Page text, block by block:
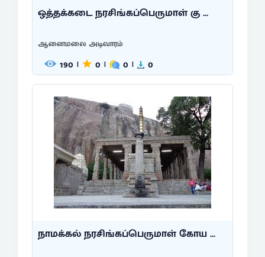
ஒத்தக்கடை நரசிங்கப்பெருமாள் கு ...
ஆனைமலை அடிவாரம்
190 | 0 | 0 | 0
நாமக்கல் நரசிங்கப்பெருமாள் கோய ...